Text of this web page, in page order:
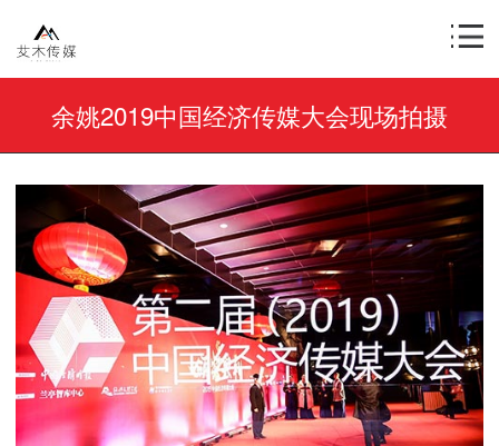
余姚2019中国经济传媒大会现场拍摄